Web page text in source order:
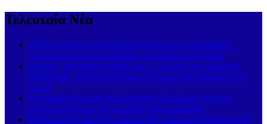
Τελευταία Νέα
100% πληρότητα από Θεσσαλονίκη για τις Σποράδες –
«Απογειώνεται» η απευθείας ακτοπλοϊκή σύνδεση!
Σκιάθος: Μουσικές βραδιές με… έκπληξη στο Carnayo
Restaurant – Ο Κώστας Χαριτοδιπλωμένος ξεσήκωσε το
κοινό!
Συνεδρίαση Επιτροπής Εκτίμησης Κινδύνου για τους
ισχυρούς ανέμους & τις υψηλές θερμοκρασίες
Πολύ υψηλός κίνδυνος πυρκαγιάς (κατηγορία κινδύνου 4)